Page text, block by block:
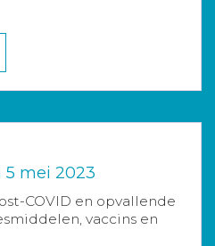
5 mei 2023
COVID en opvallende
vaccins en